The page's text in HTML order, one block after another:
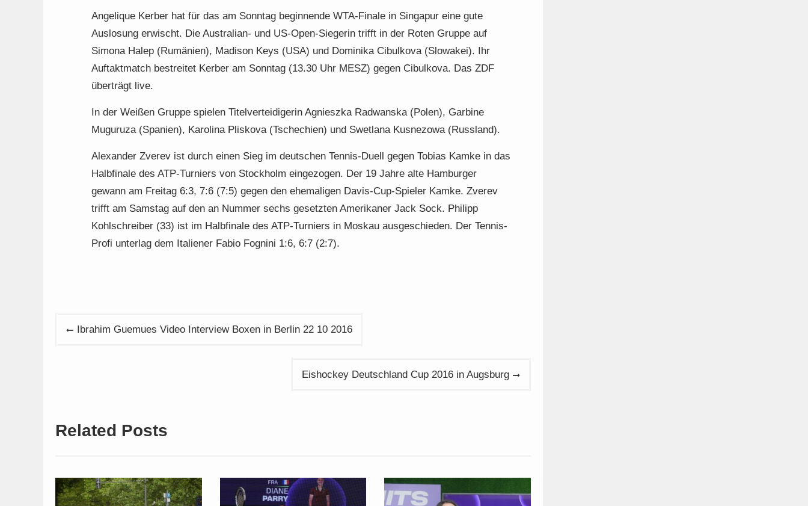
Angelique Kerber hat für das am Sonntag beginnende WTA-Finale in Singapur eine gute
Auslosung erwischt. Die Australian- und US-Open-Siegerin trifft in der Roten Gruppe auf
Simona Halep (Rumänien), Madison Keys (USA) und Dominika Cibulkova (Slowakei). Ihr
Auftaktmatch bestreitet Kerber am Sonntag (13.30 Uhr MESZ) gegen Cibulkova. Das ZDF
überträgt live.
In der Weißen Gruppe spielen Titelverteidigerin Agnieszka Radwanska (Polen), Garbine
Muguruza (Spanien), Karolina Pliskova (Tschechien) und Swetlana Kusnezowa (Russland).
Alexander Zverev ist durch einen Sieg im deutschen Tennis-Duell gegen Tobias Kamke in das
Halbfinale des ATP-Turniers von Stockholm eingezogen. Der 19 Jahre alte Hamburger
gewann am Freitag 6:3, 7:6 (7:5) gegen den ehemaligen Davis-Cup-Spieler Kamke. Zverev
trifft am Samstag auf den an Nummer sechs gesetzten Amerikaner Jack Sock. Philipp
Kohlschreiber (33) ist im Halbfinale des ATP-Turniers in Moskau ausgeschieden. Der Tennis-
Profi unterlag dem Italiener Fabio Fognini 1:6, 6:7 (2:7).
Beitragsnavigation
Ibrahim Guemues Video Interview Boxen in Berlin 22 10 2016
Eishockey Deutschland Cup 2016 in Augsburg
Related Posts